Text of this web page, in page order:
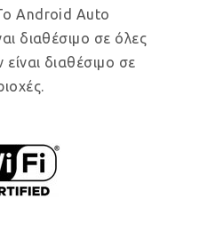
Android Auto
διαθέσιμο σε όλες
είναι διαθέσιμο σε